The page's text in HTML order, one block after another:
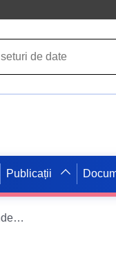
Publicații
Valoare (mio. EUR) în întreprinderi cu cel puțin 10 angajați și lucrători independenți, pe tipuri de vânzări electronice în anul precedent și pe activități (NACE Rev. 2), Slovenia, anual